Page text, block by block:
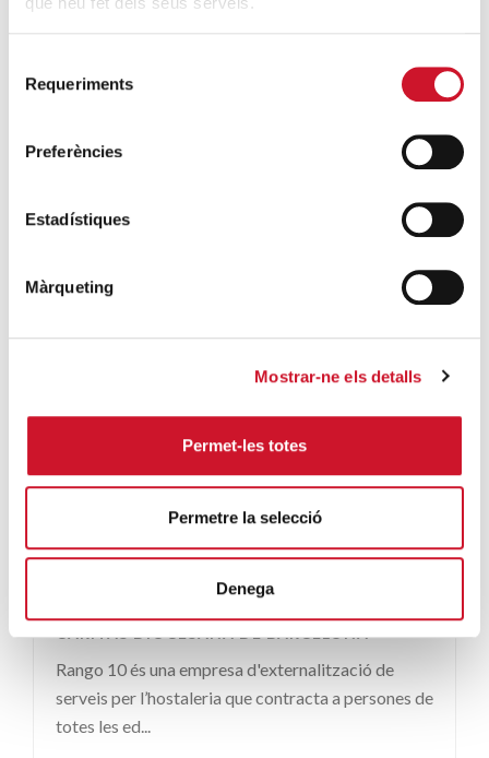
Requeriments
Preferències
Estadístiques
Màrqueting
Mostrar-ne els detalls
Permet-les totes
Permetre la selecció
Denega
Ramon Molinas Foundation de col·laborar amb el
ENTITATS AMB COR· 02/08/2015
Rango 10, constant ajuda
per a Càritas
CÀRITAS DIOCESANA DE BARCELONA
Rango 10 és una empresa d'externalització de
serveis per l’hostaleria que contracta a persones de
totes les ed...